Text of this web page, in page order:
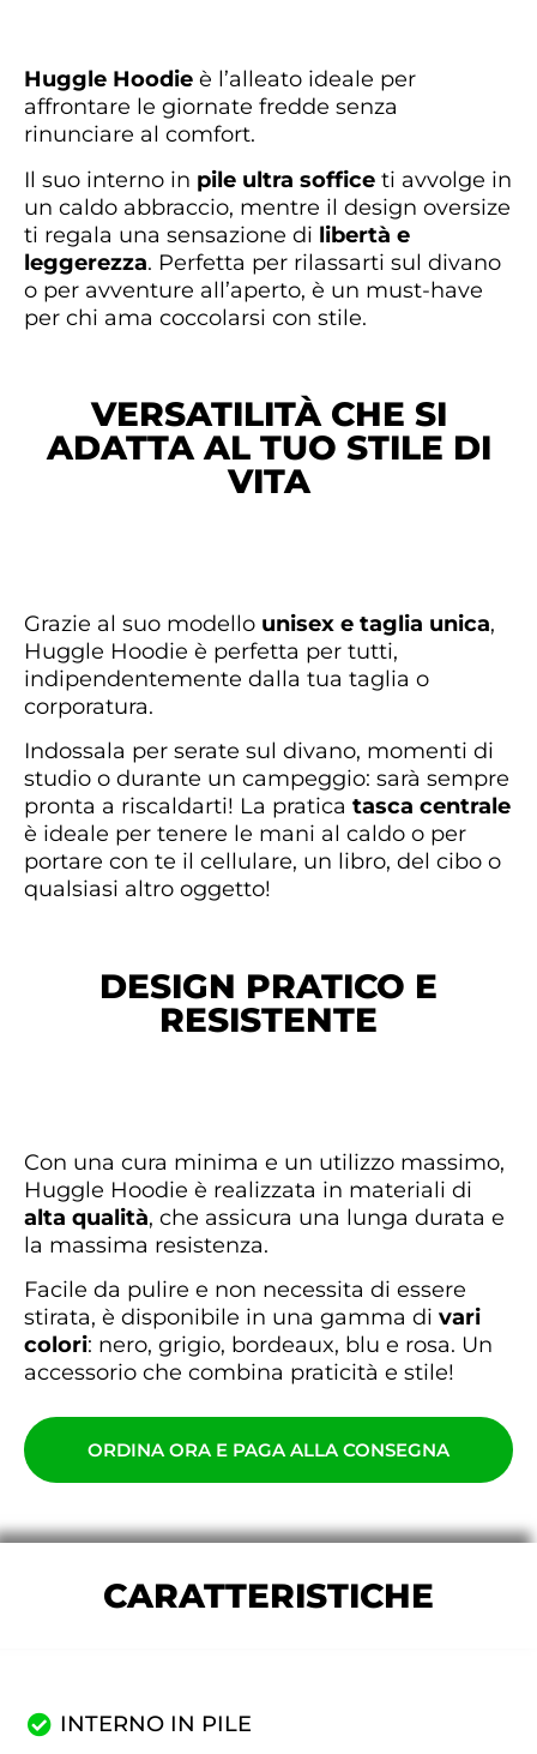
Huggle Hoodie è l’alleato ideale per
affrontare le giornate fredde senza
rinunciare al comfort.
Il suo interno in pile ultra soffice ti avvolge in
un caldo abbraccio, mentre il design oversize
ti regala una sensazione di libertà e
leggerezza. Perfetta per rilassarti sul divano
o per avventure all’aperto, è un must-have
per chi ama coccolarsi con stile.
VERSATILITÀ CHE SI
ADATTA AL TUO STILE DI
VITA
Grazie al suo modello unisex e taglia unica,
Huggle Hoodie è perfetta per tutti,
indipendentemente dalla tua taglia o
corporatura.
Indossala per serate sul divano, momenti di
studio o durante un campeggio: sarà sempre
pronta a riscaldarti! La pratica tasca centrale
è ideale per tenere le mani al caldo o per
portare con te il cellulare, un libro, del cibo o
qualsiasi altro oggetto!
DESIGN PRATICO E
RESISTENTE
Con una cura minima e un utilizzo massimo,
Huggle Hoodie è realizzata in materiali di
alta qualità, che assicura una lunga durata e
la massima resistenza.
Facile da pulire e non necessita di essere
stirata, è disponibile in una gamma di vari
colori: nero, grigio, bordeaux, blu e rosa. Un
accessorio che combina praticità e stile!
ORDINA ORA E PAGA ALLA CONSEGNA
CARATTERISTICHE
INTERNO IN PILE